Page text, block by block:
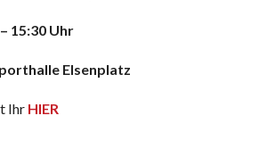
15:30 Uhr
Elsenplatz
Ihr HIER